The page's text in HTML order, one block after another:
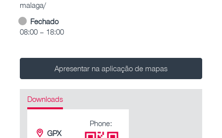
malaga/
Fechado
08:00 – 18:00
Apresentar na aplicação de mapas
Downloads
GPX
Phone: